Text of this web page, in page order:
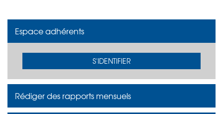
Espace adhérents
S'IDENTIFIER
Rédiger des rapports mensuels